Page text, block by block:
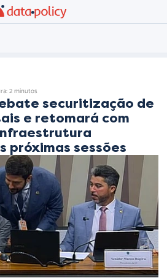
2 minutos
securitização de
e retomará com
próximas sessões